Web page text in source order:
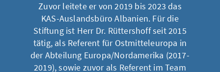
Zuvor leitete er von 2019 bis 2023 das
KAS-Auslandsbüro Albanien. Für die
Stiftung ist Herr Dr. Rüttershoff seit 2015
tätig, als Referent für Ostmitteleuropa in
der Abteilung Europa/Nordamerika (2017-
2019), sowie zuvor als Referent im Team